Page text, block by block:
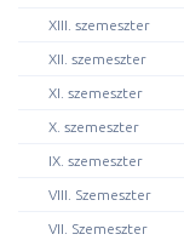
XIII. szemeszter
XII. szemeszter
XI. szemeszter
X. szemeszter
IX. szemeszter
VIII. Szemeszter
VII. Szemeszter